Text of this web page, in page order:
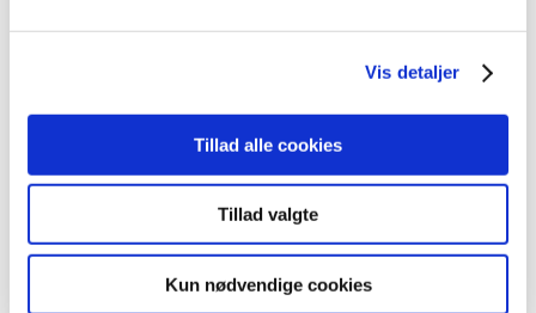
Vis detaljer
Tillad alle cookies
Tillad valgte
Kun nødvendige cookies
Akupunktur hos BeneFiT
kroppen, vil en behandling med akupunktur ofte
hjælpe dig. Er dine smerter over længere tid
blevet forværret, og er de blevet et generende